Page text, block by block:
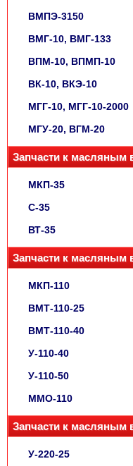
ВМПЭ-3150
ВМГ-10, ВМГ-133
ВПМ-10, ВПМП-10
ВК-10, ВКЭ-10
МГГ-10, МГГ-10-2000
МГУ-20, ВГМ-20
Запчасти к масляным
МКП-35
С-35
ВТ-35
Запчасти к масляным
МКП-110
ВМТ-110-25
ВМТ-110-40
У-110-40
У-110-50
ММО-110
Запчасти к масляным
У-220-25